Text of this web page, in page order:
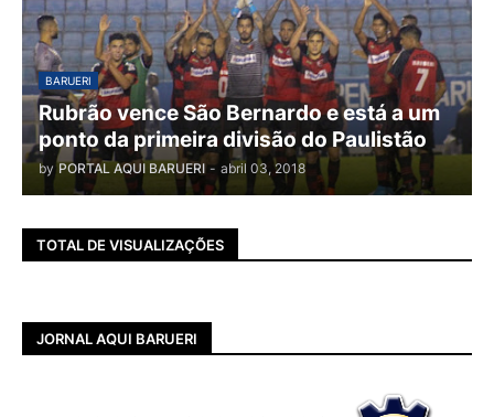
BARUERI
Rubrão vence São Bernardo e está a um
ponto da primeira divisão do Paulistão
by PORTAL AQUI BARUERI - abril 03, 2018
TOTAL DE VISUALIZAÇÕES
JORNAL AQUI BARUERI